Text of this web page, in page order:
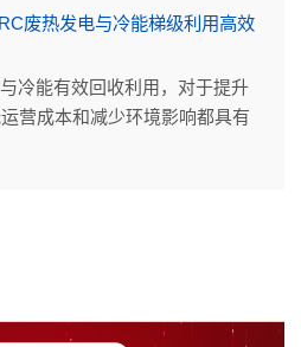
废热发电与冷能梯级利用高效
冷能有效回收利用，对于提升
营成本和减少环境影响都具有